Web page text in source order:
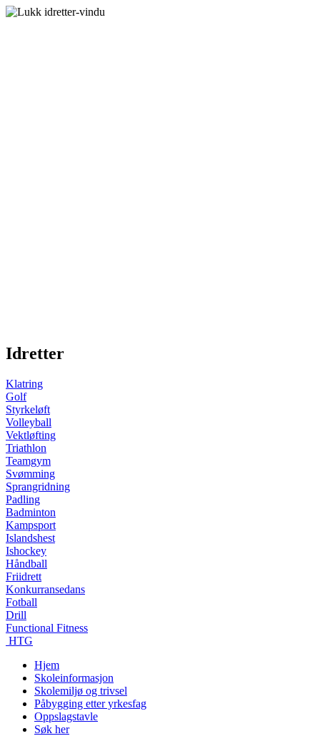
Idretter
Klatring
Golf
Styrkeløft
Volleyball
Vektløfting
Triathlon
Teamgym
Svømming
Sprangridning
Padling
Badminton
Kampsport
Islandshest
Ishockey
Håndball
Friidrett
Konkurransedans
Fotball
Drill
Functional Fitness
HTG
Hjem
Skoleinformasjon
Skolemiljø og trivsel
Påbygging etter yrkesfag
Oppslagstavle
Søk her